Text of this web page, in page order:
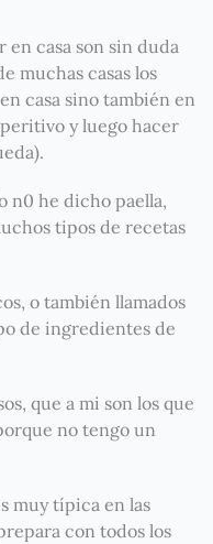
en casa son sin duda
muchas casas los
casa sino también en
y luego hacer
n0 he dicho paella,
tipos de recetas
o también llamados
de ingredientes de
que a mi son los que
no tengo un
muy típica en las
con todos los